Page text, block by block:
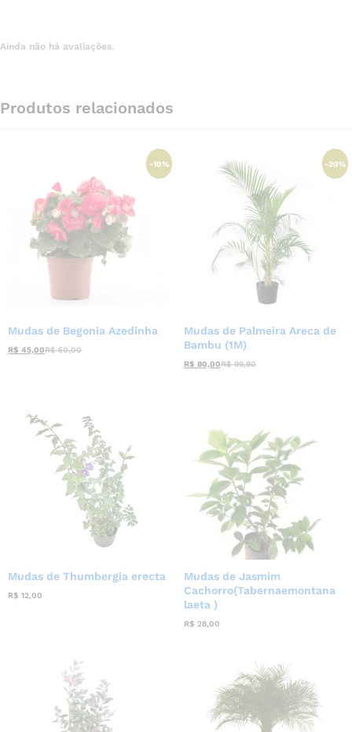
Ainda não há avaliações.
Produtos relacionados
-10%
Mudas de Begonia Azedinha
R$ 45,00R$50,00
-20%
Mudas de Palmeira Areca de
Bambu (1M)
R$ 80,00R$99,90
Mudas de Thumbergia erecta
R$ 12,00
Mudas de Jasmim
Cachorro(Tabernaemontana
laeta )
R$ 28,00